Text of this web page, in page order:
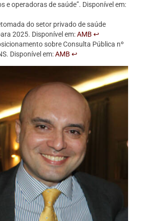
e operadoras de saúde”. Disponível em:
do setor privado de saúde
2025. Disponível em:AMB ↩
sobre Consulta Pública nº
Disponível em:AMB ↩